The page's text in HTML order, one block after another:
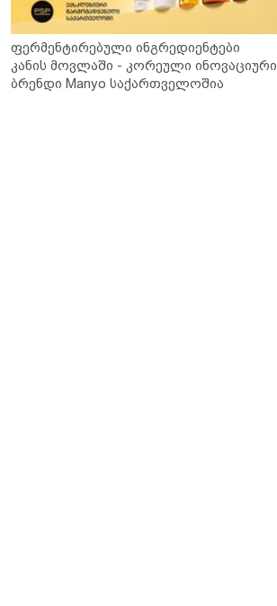
ფერმენტირებული ინგრედიენტები
კანის მოვლაში - კორეული ინოვაციური
ბრენდი Manyo საქართველოშია